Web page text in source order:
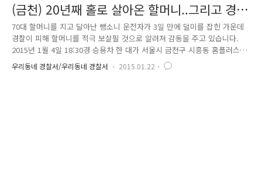
(금천) 20년째 홀로 살아온 할머니..그리고 경찰
관
70대 할머니를 치고 달아난 뺑소니 운전자가 3일 만에 덜미를 잡힌 가운데
경찰이 피해 할머니를 적극 보살필 것으로 알려져 감동을 주고 있습니다.
2015년 1월 4일 18:30경 승용차 한 대가 서울시 금천구 시흥동 홈플러스
방면에서 손수레를 세워두고 파지를 줍던 70대 할머니를 충격하고 조치 없
이 도주하고 행방을 감췄습니다. 서울 금천 경찰서는 우측 발목 및 팔이 골
우리동네 경찰서/우리동네 경찰서 2015.01.22